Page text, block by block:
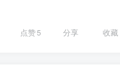
点赞5 分享 收藏